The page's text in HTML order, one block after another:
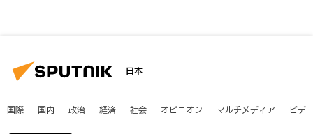
日本
国際 国内 政治 経済 社会 オピニオン マルチメディア ビデ